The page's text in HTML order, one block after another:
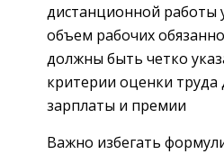
дистанционной работы
объем рабочих
должны быть четко
критерии оценки труда
зарплаты и премии
Важно избегать